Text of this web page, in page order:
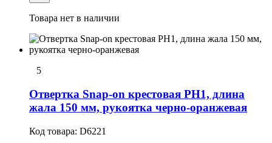
Товара нет в наличии
5
Отвертка Snap-on крестовая РН1, длина
жала 150 мм, рукоятка черно-оранжевая
Код товара: D6221